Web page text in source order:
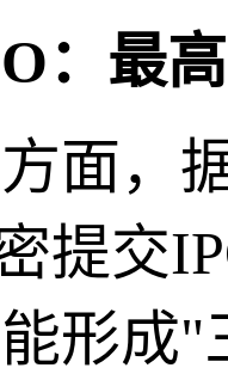
：最
面，
密提交
形成